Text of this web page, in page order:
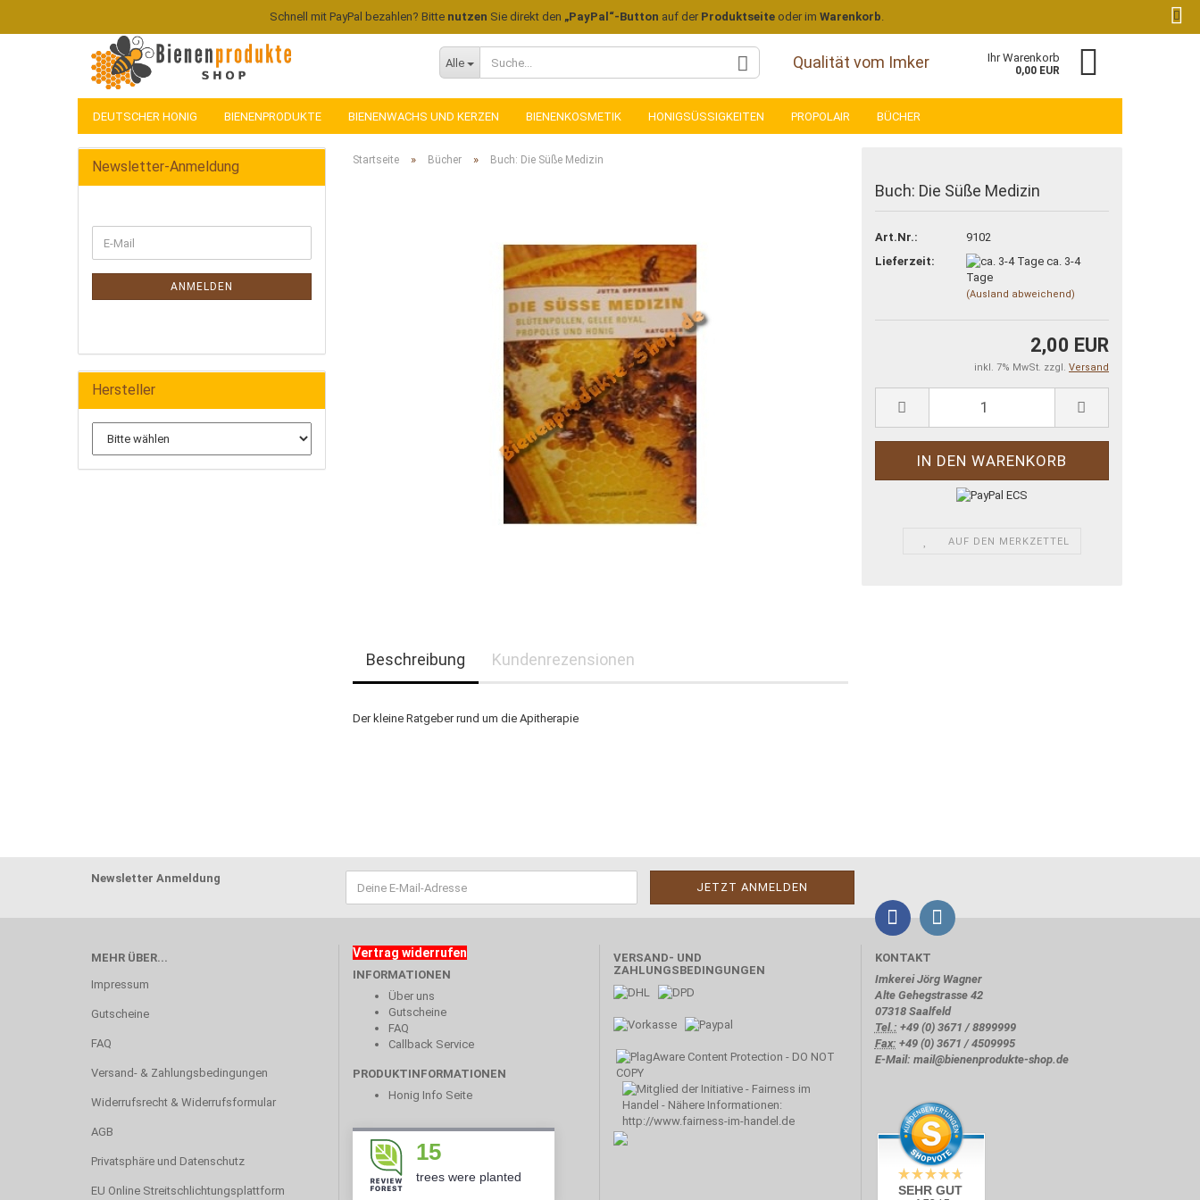
Alle Qualität vom Imker Ihr Warenkorb
0,00 EUR
Schnell mit PayPal bezahlen? Bitte nutzen Sie direkt den „PayPal“-Button auf der Produktseite oder im Warenkorb.
DEUTSCHER HONIG BIENENPRODUKTE BIENENWACHS UND KERZEN BIENENKOSMETIK HONIGSÜSSIGKEITEN PROPOLAIR BÜCHER
Startseite » Bücher » Buch: Die Süße Medizin
Buch: Die Süße Medizin
Art.Nr.:
9102
Lieferzeit:
ca. 3-4
Tage
(Ausland abweichend)
2,00 EUR
inkl. 7% MwSt. zzgl. Versand
AUF DEN MERKZETTEL
Beschreibung Kundenrezensionen
Der kleine Ratgeber rund um die Apitherapie
Newsletter-Anmeldung
ANMELDEN
Hersteller
Newsletter Anmeldung
MEHR ÜBER...
Impressum
Gutscheine
FAQ
Versand- & Zahlungsbedingungen
Widerrufsrecht & Widerrufsformular
AGB
Privatsphäre und Datenschutz
EU Online Streitschlichtungsplattform
Vertrag widerrufen
INFORMATIONEN
Über uns
Gutscheine
FAQ
Callback Service
PRODUKTINFORMATIONEN
Honig Info Seite
15
trees were planted
VERSAND- UND
ZAHLUNGSBEDINGUNGEN
KONTAKT
Imkerei Jörg Wagner
Alte Gehegstrasse 42
07318 Saalfeld
Tel.: +49 (0) 3671 / 8899999
Fax: +49 (0) 3671 / 4509995
E-Mail: mail@bienenprodukte-shop.de
SEHR GUT